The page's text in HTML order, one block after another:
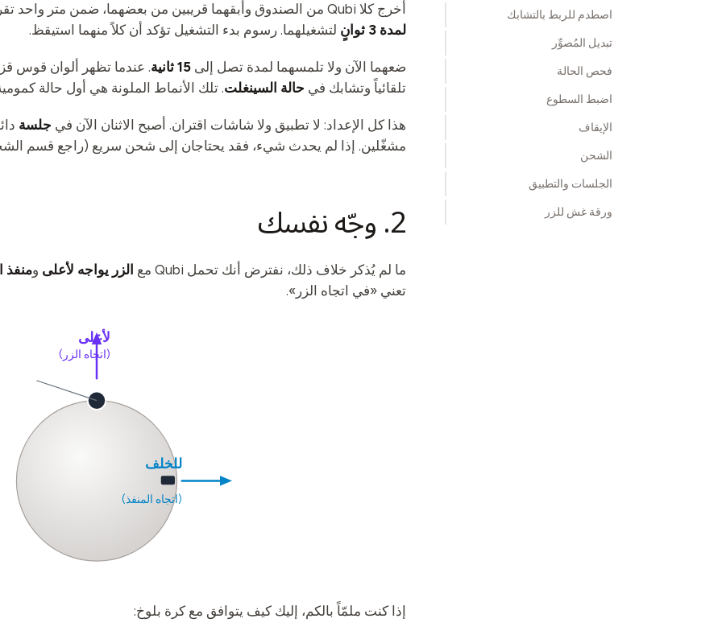
اصطدم للربط بالتشابك
تبديل المُصوِّر
فحص الحالة
اضبط السطوع
الإيقاف
الشحن
الجلسات والتطبيق
ورقة غش للزر
أخرج كلا Qubi من الصندوق وأبقهما قريبين من بعضهما، ضمن متر واحد تقريباً.
لمدة 3 ثوانٍ
لتشغيلهما. رسوم بدء التشغيل تؤكد أن كلاً منهما استيقظ.
ضعهما الآن ولا تلمسهما لمدة تصل إلى 15 ثانية
. عندما تظهر ألوان قوس
تلقائياً وتشابك في حالة السينغلت. تلك الأنماط الملونة هي أول حالة
هذا كل الإعداد: لا تطبيق ولا شاشات اقتران. أصبح الاثنان الآن في جلسة
مشغّلين. إذا لم يحدث شيء، فقد يحتاجان إلى شحن سريع (راجع قسم
2. وجّه نفسك
ما لم يُذكر خلاف ذلك، نفترض أنك تحمل Qubi مع الزر يواجه لأعلى ومنفذ
تعني «في اتجاه الزر».
لأعلى
(اتجاه الزر)
للخلف
(اتجاه المنفذ)
إذا كنت ملمّاً بالكم، إليك كيف يتوافق مع كرة بلوخ: